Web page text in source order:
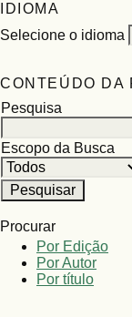
IDIOMA
Selecione o idioma
CONTEÚDO DA
Pesquisa
Escopo da Busca
Procurar
Por Edição
Por Autor
Por título